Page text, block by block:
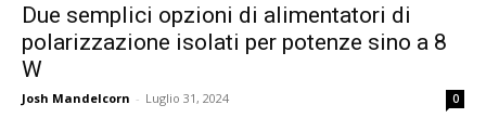
Due semplici opzioni di alimentatori di
polarizzazione isolati per potenze sino a 8
W
Josh Mandelcorn - Luglio 31, 2024 0